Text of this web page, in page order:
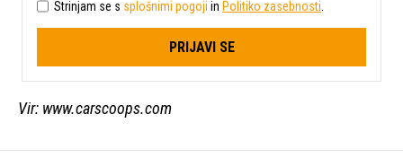
Strinjam se s splošnimi pogoji in Politiko zasebnosti
PRIJAVI SE
Vir: www.carscoops.com